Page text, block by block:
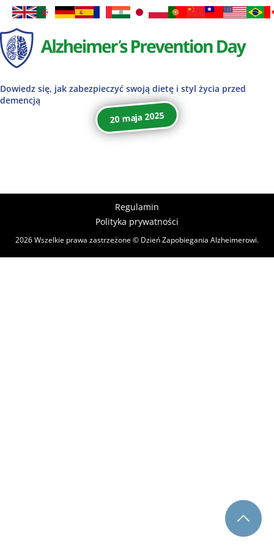
Dowiedz się, jak zabezpieczyć swoją dietę i styl życia przed
demencją
20 maja 2025
Regulamin
Polityka prywatności
2026 Wszelkie prawa zastrzeżone © Dzień Zapobiegania Alzheimerowi.